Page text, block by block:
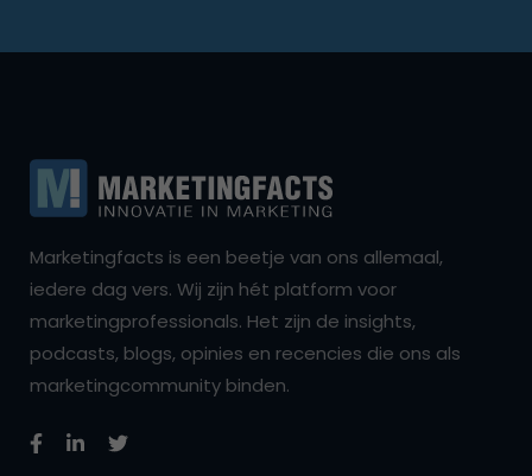
Marketingfacts is een beetje van ons allemaal,
iedere dag vers. Wij zijn hét platform voor
marketingprofessionals. Het zijn de insights,
podcasts, blogs, opinies en recencies die ons als
marketingcommunity binden.